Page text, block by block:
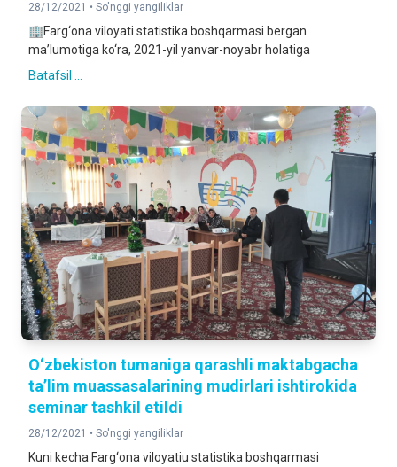
28/12/2021 • So'nggi yangiliklar
🏢Farg‘ona viloyati statistika boshqarmasi bergan
ma’lumotiga ko‘ra, 2021-yil yanvar-noyabr holatiga
Batafsil ...
O‘zbekiston tumaniga qarashli maktabgacha
ta’lim muassasalarining mudirlari ishtirokida
seminar tashkil etildi
28/12/2021 • So'nggi yangiliklar
Kuni kecha Farg‘ona viloyatiu statistika boshqarmasi